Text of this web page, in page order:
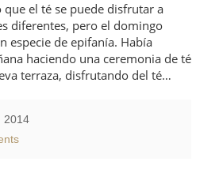
que el té se puede disfrutar a
diferentes, pero el domingo
especie de epifanía. Había
haciendo una ceremonia de té
terraza, disfrutando del té…
2014